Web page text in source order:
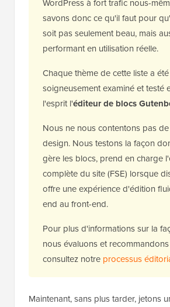
WordPress à fort trafic nous-
savons donc ce qu'il faut pour
soit pas seulement beau, mais
performant en utilisation réelle.
Chaque thème de cette liste a été
soigneusement examiné et testé
l'esprit l'éditeur de blocs
Nous ne nous contentons pas
design. Nous testons la façon
gère les blocs, prend en charge
complète du site (FSE) lorsque
offre une expérience d'édition
end au front-end.
Pour plus d'informations sur la
nous évaluons et
consultez notre processus
Maintenant, sans plus tarder, jetons